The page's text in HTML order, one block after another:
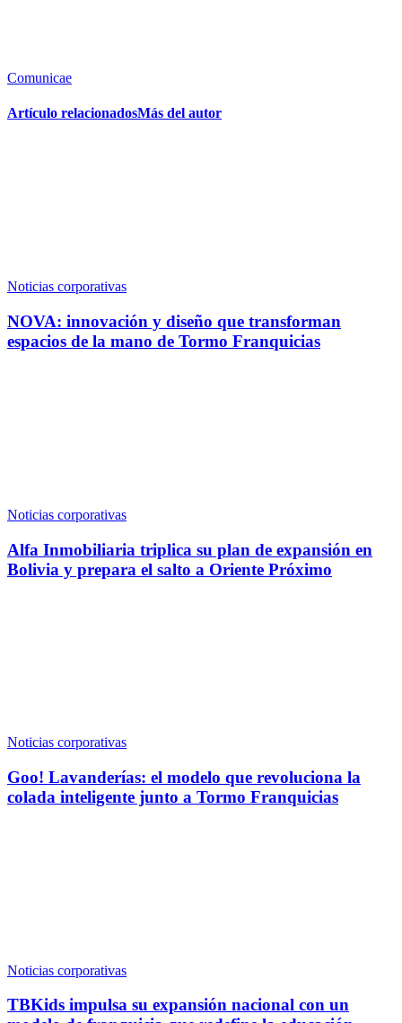
Comunicae
Artículo relacionadosMás del autor
Noticias corporativas
NOVA: innovación y diseño que transforman
espacios de la mano de Tormo Franquicias
Noticias corporativas
Alfa Inmobiliaria triplica su plan de expansión en
Bolivia y prepara el salto a Oriente Próximo
Noticias corporativas
Goo! Lavanderías: el modelo que revoluciona la
colada inteligente junto a Tormo Franquicias
Noticias corporativas
TBKids impulsa su expansión nacional con un